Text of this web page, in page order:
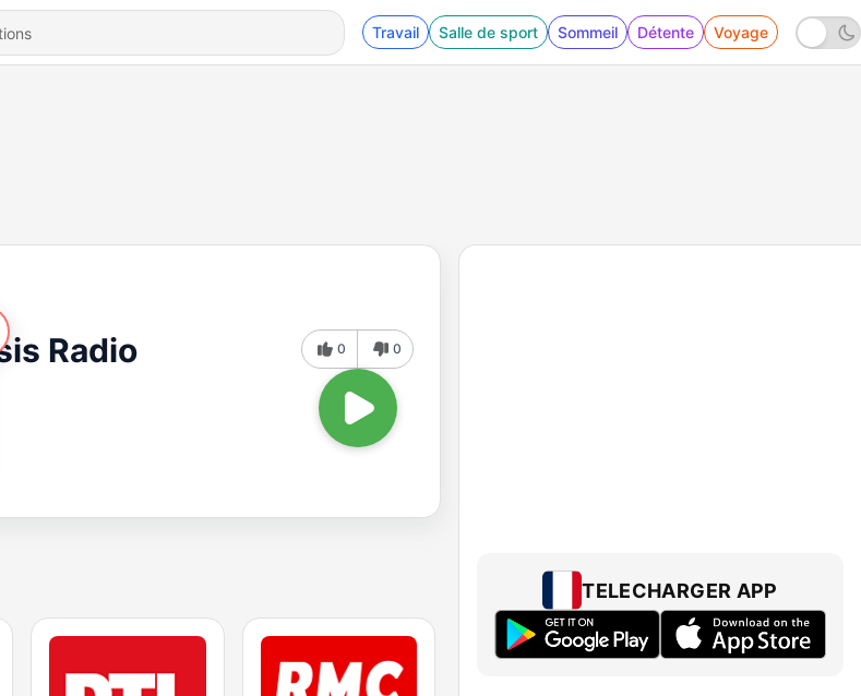
Travail Salle de sport Sommeil Détente Voyage
Radio 0 0
TELECHARGER APP